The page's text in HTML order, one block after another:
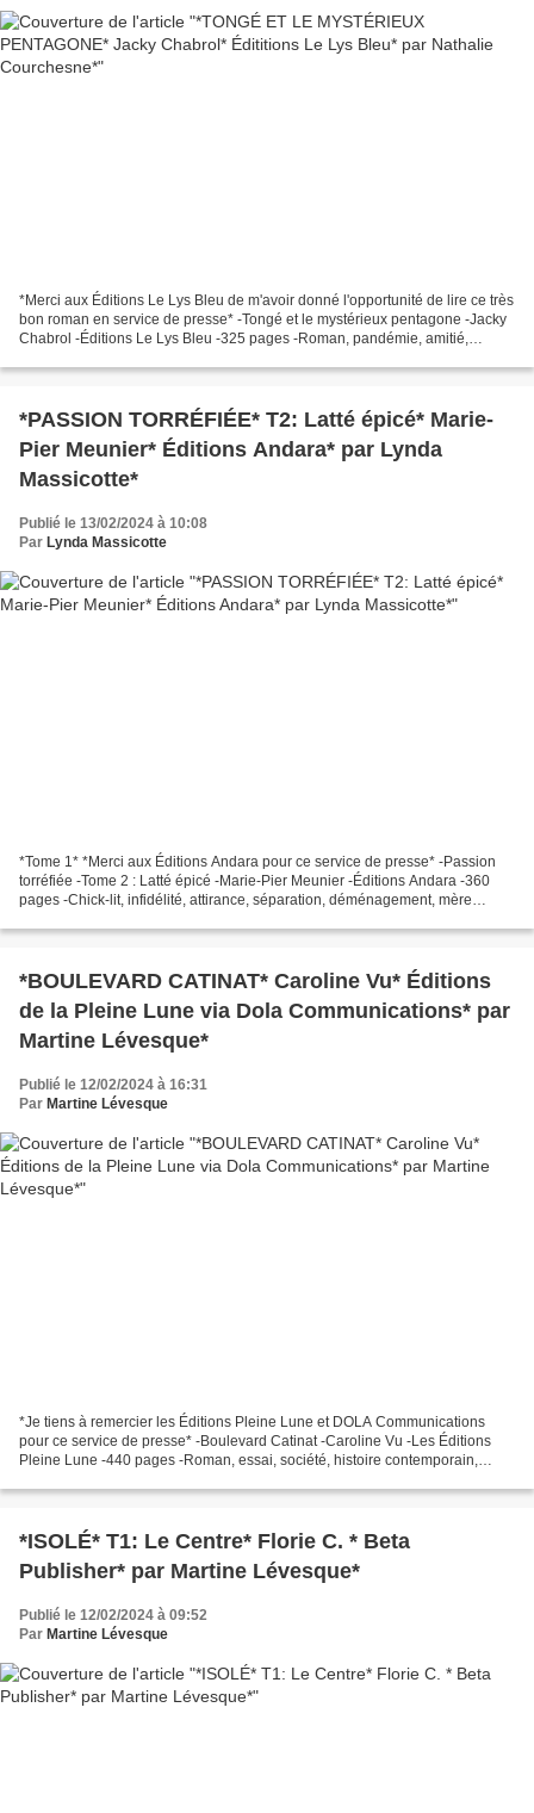
*Merci aux Éditions Le Lys Bleu de m'avoir donné l'opportunité de lire ce très
bon roman en service de presse* -Tongé et le mystérieux pentagone -Jacky
Chabrol -Éditions Le Lys Bleu -325 pages -Roman, pandémie, amitié,
*PASSION TORRÉFIÉE* T2: Latté épicé* Marie-
Pier Meunier* Éditions Andara* par Lynda
Massicotte*
Publié le 13/02/2024 à 10:08
Par Lynda Massicotte
*Tome 1* *Merci aux Éditions Andara pour ce service de presse* -Passion
torréfiée -Tome 2 : Latté épicé -Marie-Pier Meunier -Éditions Andara -360
pages -Chick-lit, infidélité, attirance, séparation, déménagement, mère
*BOULEVARD CATINAT* Caroline Vu* Éditions
de la Pleine Lune via Dola Communications* par
Martine Lévesque*
Publié le 12/02/2024 à 16:31
Par Martine Lévesque
*Je tiens à remercier les Éditions Pleine Lune et DOLA Communications
pour ce service de presse* -Boulevard Catinat -Caroline Vu -Les Éditions
Pleine Lune -440 pages -Roman, essai, société, histoire contemporain,
*ISOLÉ* T1: Le Centre* Florie C. * Beta
Publisher* par Martine Lévesque*
Publié le 12/02/2024 à 09:52
Par Martine Lévesque